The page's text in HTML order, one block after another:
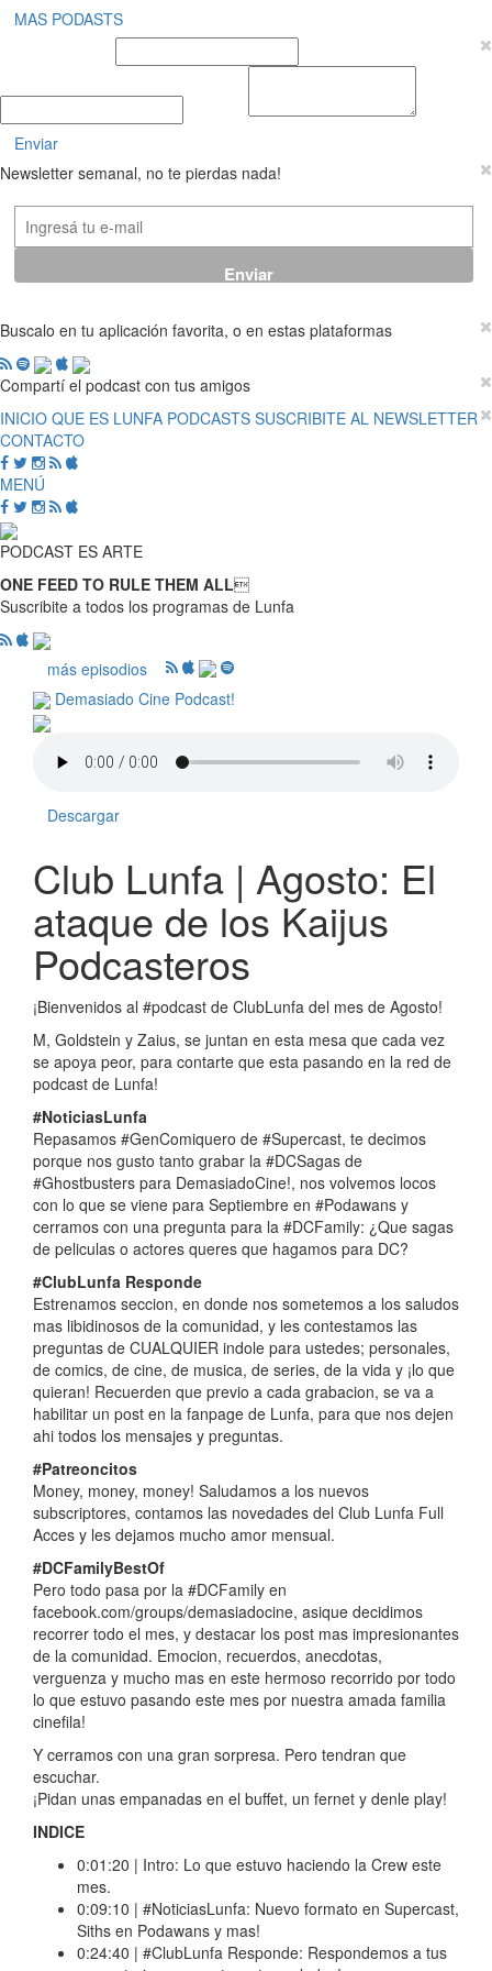
MAS PODASTS
Enviar
Newsletter semanal, no te pierdas nada!
Buscalo en tu aplicación favorita, o en estas plataformas
Compartí el podcast con tus amigos
INICIO QUE ES LUNFA PODCASTS SUSCRIBITE AL NEWSLETTER
CONTACTO
MENÚ
PODCAST ES ARTE
ONE FEED TO RULE THEM ALL
Suscribite a todos los programas de Lunfa
más episodios
Demasiado Cine Podcast!
Descargar
Club Lunfa | Agosto: El
ataque de los Kaijus
Podcasteros
¡Bienvenidos al #podcast de ClubLunfa del mes de Agosto!
M, Goldstein y Zaius, se juntan en esta mesa que cada vez
se apoya peor, para contarte que esta pasando en la red de
podcast de Lunfa!
#NoticiasLunfa
Repasamos #GenComiquero de #Supercast, te decimos
porque nos gusto tanto grabar la #DCSagas de
#Ghostbusters para DemasiadoCine!, nos volvemos locos
con lo que se viene para Septiembre en #Podawans y
cerramos con una pregunta para la #DCFamily: ¿Que sagas
de peliculas o actores queres que hagamos para DC?
#ClubLunfa Responde
Estrenamos seccion, en donde nos sometemos a los saludos
mas libidinosos de la comunidad, y les contestamos las
preguntas de CUALQUIER indole para ustedes; personales,
de comics, de cine, de musica, de series, de la vida y ¡lo que
quieran! Recuerden que previo a cada grabacion, se va a
habilitar un post en la fanpage de Lunfa, para que nos dejen
ahi todos los mensajes y preguntas.
#Patreoncitos
Money, money, money! Saludamos a los nuevos
subscriptores, contamos las novedades del Club Lunfa Full
Acces y les dejamos mucho amor mensual.
#DCFamilyBestOf
Pero todo pasa por la #DCFamily en
facebook.com/groups/demasiadocine, asique decidimos
recorrer todo el mes, y destacar los post mas impresionantes
de la comunidad. Emocion, recuerdos, anecdotas,
verguenza y mucho mas en este hermoso recorrido por todo
lo que estuvo pasando este mes por nuestra amada familia
cinefila!
Y cerramos con una gran sorpresa. Pero tendran que
escuchar.
¡Pidan unas empanadas en el buffet, un fernet y denle play!
INDICE
0:01:20 | Intro: Lo que estuvo haciendo la Crew este
mes.
0:09:10 | #NoticiasLunfa: Nuevo formato en Supercast,
Siths en Podawans y mas!
0:24:40 | #ClubLunfa Responde: Respondemos a tus